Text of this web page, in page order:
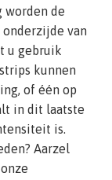
de
van
u gebruik
kunnen
of één op
in dit laatste
is.
Aarzel